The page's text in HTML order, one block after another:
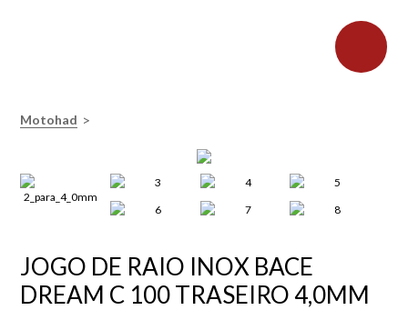
Motohad >
JOGO DE RAIO INOX BACE
DREAM C 100 TRASEIRO 4,0MM